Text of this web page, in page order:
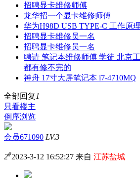
招聘显卡维修师傅
龙华招一个显卡维修师傅
华为H98D USB TYPE-C 工作原
招聘显卡维修员一名
招聘显卡维修员一名
聘请 笔记本维修师傅 学徒 北京
都有修不完的
神舟 17寸大屏笔记本 i7-4710MQ
全部回复 1
只看楼主
倒序浏览
会员671090 LV.3
2#2023-3-12 16:52:27 来自 江苏盐城